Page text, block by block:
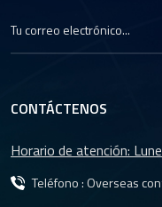
CONTÁCTENOS
Horario de atención:
Teléfono : Overseas